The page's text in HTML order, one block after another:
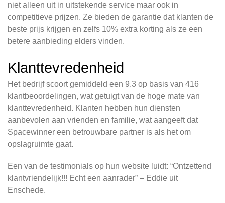
niet alleen uit in uitstekende service maar ook in
competitieve prijzen. Ze bieden de garantie dat klanten de
beste prijs krijgen en zelfs 10% extra korting als ze een
betere aanbieding elders vinden.
Klanttevredenheid
Het bedrijf scoort gemiddeld een 9.3 op basis van 416
klantbeoordelingen, wat getuigt van de hoge mate van
klanttevredenheid. Klanten hebben hun diensten
aanbevolen aan vrienden en familie, wat aangeeft dat
Spacewinner een betrouwbare partner is als het om
opslagruimte gaat.
Een van de testimonials op hun website luidt: “Ontzettend
klantvriendelijk!!! Echt een aanrader” – Eddie uit
Enschede.